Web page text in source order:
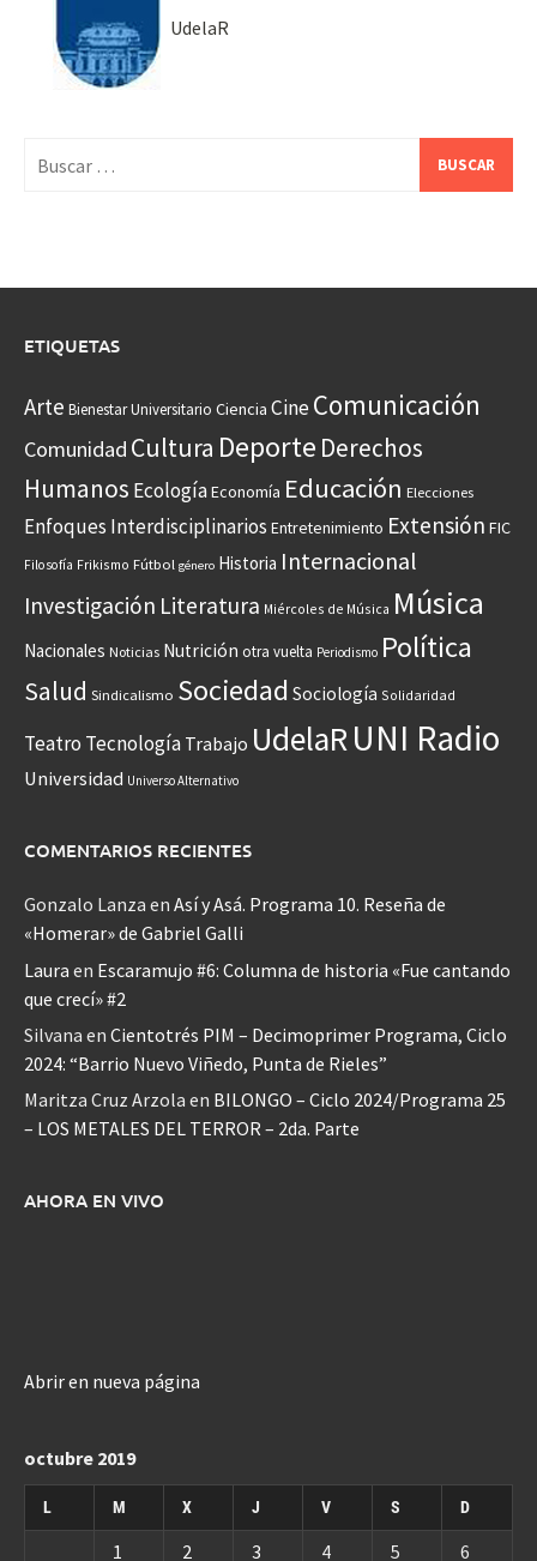
UdelaR
ETIQUETAS
Arte Bienestar Universitario Ciencia CineComunicación
Comunidad Cultura Deporte Derechos
Humanos EcologíaEconomía Educación Elecciones
Enfoques Interdisciplinarios Entretenimiento Extensión FIC
Filosofía Frikismo Fútbol género Historia Internacional
Investigación Literatura Miércoles de Música Música
Nacionales Noticias Nutrición otra vuelta Periodismo Política
Salud Sindicalismo Sociedad Sociología Solidaridad
Teatro Tecnología Trabajo UdelaRUNI Radio
Universidad Universo Alternativo
COMENTARIOS RECIENTES
Gonzalo Lanza en Así y Asá. Programa 10. Reseña de
«Homerar» de Gabriel Galli
Laura en Escaramujo #6: Columna de historia «Fue cantando
que crecí» #2
Silvana en Cientotrés PIM – Decimoprimer Programa, Ciclo
2024: “Barrio Nuevo Viñedo, Punta de Rieles”
Maritza Cruz Arzola en BILONGO – Ciclo 2024/Programa 25
– LOS METALES DEL TERROR – 2da. Parte
AHORA EN VIVO
Abrir en nueva página
octubre 2019
L M X J V S D
1 2 3 4 5 6